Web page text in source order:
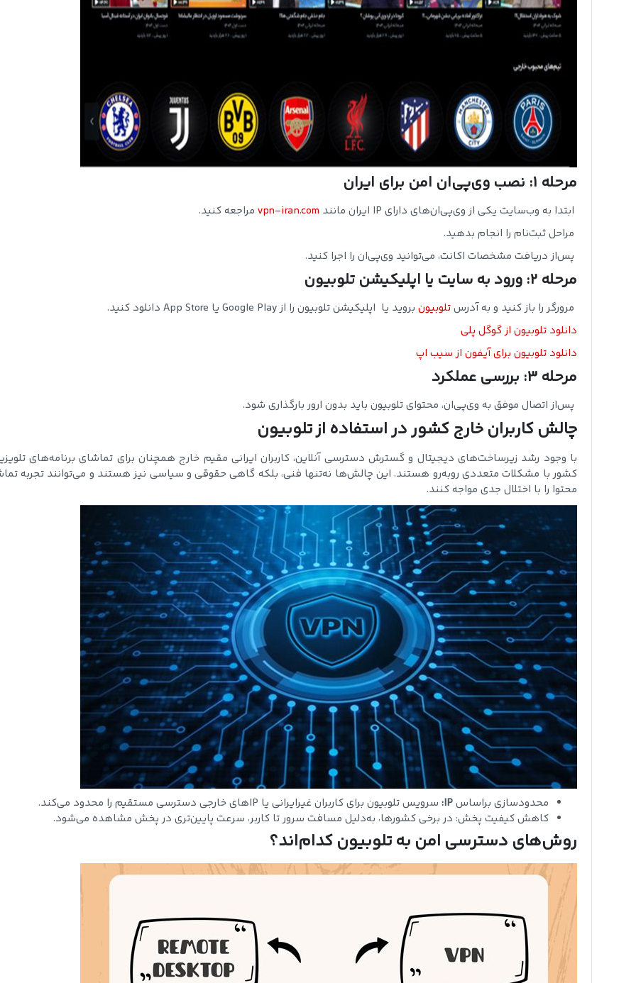
مرحله 1: نصب وی‌پی‌ان امن برای ایران
ابتدا به وب‌سایت یکی از وی‌پی‌ان‌های دارای IP ایران مانند vpn-iran.com مراجعه کنید.
مراحل ثبت‌نام را انجام بدهید.
پس‌از دریافت مشخصات اکانت، می‌توانید وی‌پی‌ان را اجرا کنید.
مرحله 2: ورود به سایت یا اپلیکیشن تلوبیون
مرورگر را باز کنید و به آدرستلوبیون بروید یا اپلیکیشن تلوبیون را از Google Play یا App Store دانلود کنید.
دانلود تلوبیون از گوگل پلی
دانلود تلوبیون برای آیفون از سیب اپ
مرحله 3: بررسی عملکرد
پس‌از اتصال موفق به وی‌پی‌ان، محتوای تلوبیون باید بدون ارور بارگذاری شود.
چالش کاربران خارج کشور در استفاده از تلوبیون
با وجود رشد زیرساخت‌های دیجیتال و گسترش دسترسی آنلاین، کاربران ایرانی مقیم خارج همچنان برای تماشای برنامه‌های
کشور با مشکلات متعددی روبه‌رو هستند. این چالش‌ها نه‌تنها فنی، بلکه گاهی حقوقی و سیاسی نیز هستند و می‌توانند تجربه
محتوا را با اختلال جدی مواجه کنند.
محدودسازی براساسIP: سرویس تلوبیون برای کاربران غیرایرانی یا IPهای خارجی دسترسی مستقیم را محدود می‌کند.
کاهش کیفیت پخش: در برخی کشورها، به‌دلیل مسافت سرور تا کاربر، سرعت پایین‌تری در پخش مشاهده می‌شود.
روش‌های دسترسی امن به تلوبیون کدام‌اند؟